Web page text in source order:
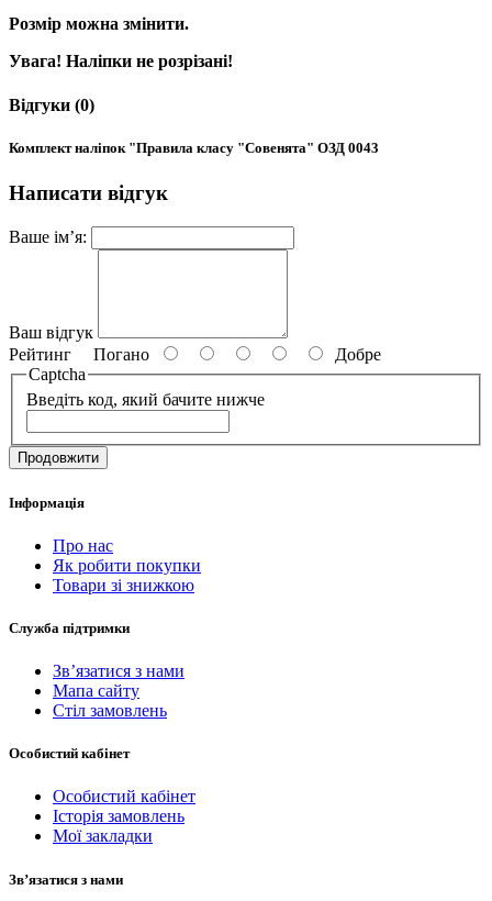
Розмір можна змінити.
Увага! Наліпки не розрізані!
Відгуки (0)
Комплект наліпок "Правила класу "Совенята" ОЗД 0043
Написати відгук
Ваше ім’я:
Ваш відгук
Рейтинг Погано
Добре
Captcha
Введіть код, який бачите нижче
Продовжити
Інформація
Про нас
Як робити покупки
Товари зі знижкою
Служба підтримки
Зв’язатися з нами
Мапа сайту
Стіл замовлень
Особистий кабінет
Особистий кабінет
Історія замовлень
Мої закладки
Зв’язатися з нами